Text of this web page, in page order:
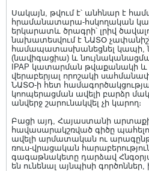
Սակայն, թվում է՝ անհնար է
հրամանատարա-հսկողական
երկարատև ծրագրի՝ լրիվ
նախատեսվում է ՆԱՏՕ
համապատասխանեցնել կապի,
(նավիգացիա) և
IPAP կատարման թվաքանակի
վերաբերյալ որոշակի
ՆԱՏՕ-ի հետ
կոոպերացման ավելի բարձր
անվերջ շարունակվել չի կարող։
Բացի այդ, Հայաստանի
հավասարակշռված գիծը
ավելի արմատական ու
ռուս-վրացական
գագաթնակետը դարձավ
են ունենալ այնպիսի գործոններ,